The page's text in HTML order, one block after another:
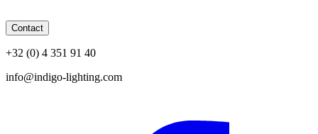
Contact
+32 (0) 4 351 91 40
info@indigo-lighting.com